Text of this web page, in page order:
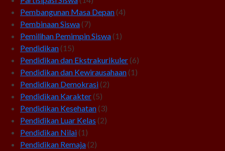
Pembangunan Masa Depan (4)
Pembinaan Siswa (7)
Pemilihan Pemimpin Siswa (1)
Pendidikan (15)
Pendidikan dan Ekstrakurikuler (6)
Pendidikan dan Kewirausahaan (1)
Pendidikan Demokrasi (2)
Pendidikan Karakter (5)
Pendidikan Kesehatan (3)
Pendidikan Luar Kelas (2)
Pendidikan Nilai (1)
Pendidikan Remaja (2)